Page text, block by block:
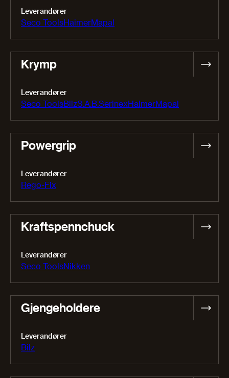
Leverandører
Seco ToolsHaimerMapal
Krymp
Leverandører
Seco ToolsBilzS.A.B.SerinexHaimerMapal
Powergrip
Leverandører
Rego-Fix
Kraftspennchuck
Leverandører
Seco ToolsNikken
Gjengeholdere
Leverandører
Bilz